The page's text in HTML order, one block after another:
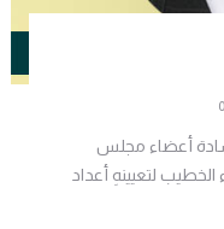
0
أعضاء مجلس
الخطيب لتعيينهِ أعداد